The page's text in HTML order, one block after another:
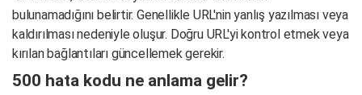
bulunamadığını belirtir. Genellikle URL'nin yanlış yazılması veya
kaldırılması nedeniyle oluşur. Doğru URL'yi kontrol etmek veya
kırılan bağlantıları güncellemek gerekir.
500 hata kodu ne anlama gelir?